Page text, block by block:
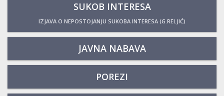
SUKOB INTERESA
IZJAVA O NEPOSTOJANJU SUKOBA INTERESA (G.RELJIĆ)
JAVNA NABAVA
POREZI